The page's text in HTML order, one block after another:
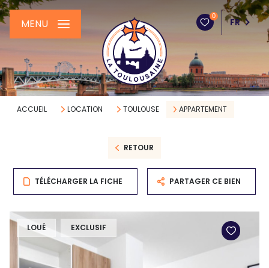
0
FR
MENU
ACCUEIL LOCATION TOULOUSE APPARTEMENT
RETOUR
TÉLÉCHARGER LA FICHE PARTAGER CE BIEN
LOUÉ EXCLUSIF